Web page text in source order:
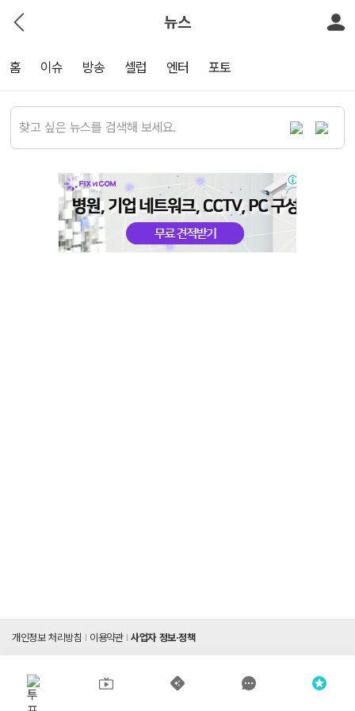
뉴스
홈 이슈 방송 셀럽 엔터 포토
개인정보 처리방침 이용약관 사업자 정보·정책